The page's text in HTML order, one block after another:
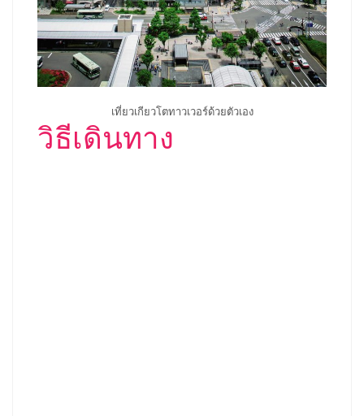
เที่ยวเกียวโตทาวเวอร์ด้วยตัวเอง
วิธีเดินทาง